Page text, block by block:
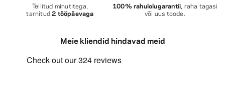
Tellitud minutitega,
tarnitud2 tööpäevaga
100% rahulolugarantii , raha tagasi
või uus toode.
Meie kliendid hindavad meid